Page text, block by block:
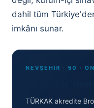
dahil tüm
imkânı sunar.
NEVŞEHIR · 50 ·
TÜRKAK akredite